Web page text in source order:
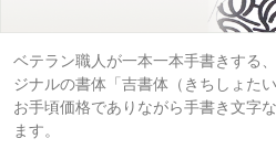
ベテラン職人が一本一本手書きする
ジナルの書体「吉書体（きちしょた
お手頃価格でありながら手書き文字
ます。